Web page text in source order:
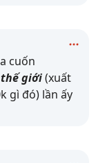
cuốn
giới(xuất
gì đó) lần ấy